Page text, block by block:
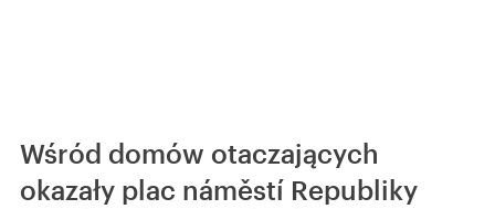
Wśród domów otaczających
okazały plac náměstí Republiky